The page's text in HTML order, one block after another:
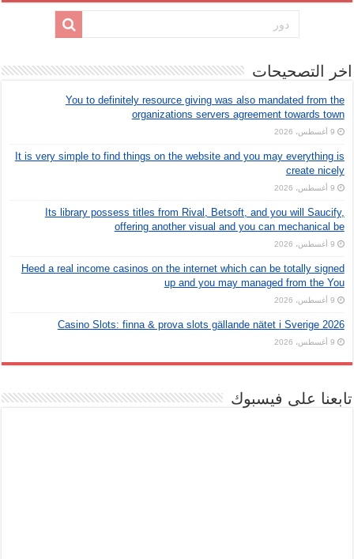
اخر التصحيحات
You to definitely resource giving was also mandated from the
organizations servers agreement towards town
9 أغسطس، 2026
It is very simple to find things on the website and you may everything is
create nicely
9 أغسطس، 2026
Its library possess titles from Rival, Betsoft, and you will Saucify,
offering another visual and you can mechanical be
9 أغسطس، 2026
Heed a real income casinos on the internet which can be totally signed
up and you may managed from the You
9 أغسطس، 2026
Casino Slots: finna & prova slots gällande nätet i Sverige 2026
9 أغسطس، 2026
تابعنا على فيسبوك